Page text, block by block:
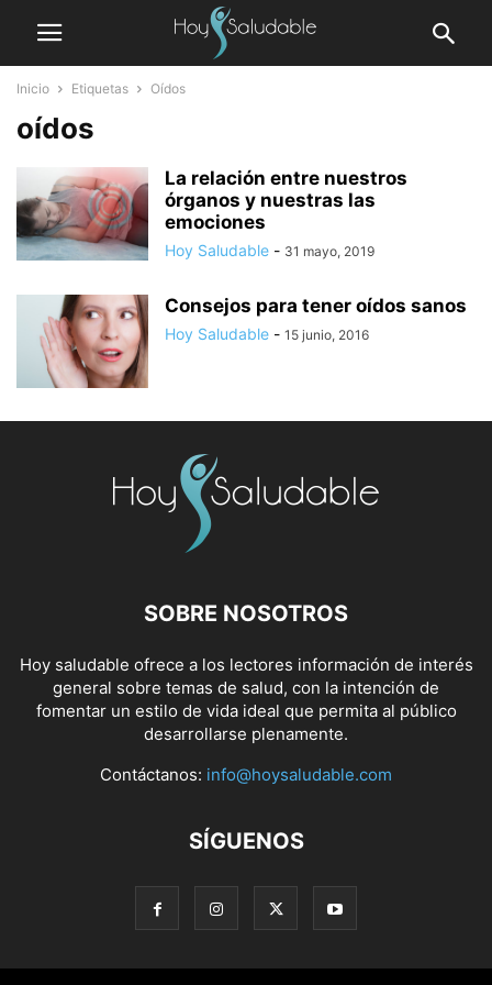
Inicio Etiquetas Oídos
oídos
La relación entre nuestros
órganos y nuestras las
emociones
Hoy Saludable - 31 mayo, 2019
Consejos para tener oídos sanos
Hoy Saludable - 15 junio, 2016
SOBRE NOSOTROS
Hoy saludable ofrece a los lectores información de interés
general sobre temas de salud, con la intención de
fomentar un estilo de vida ideal que permita al público
desarrollarse plenamente.
Contáctanos: info@hoysaludable.com
SÍGUENOS